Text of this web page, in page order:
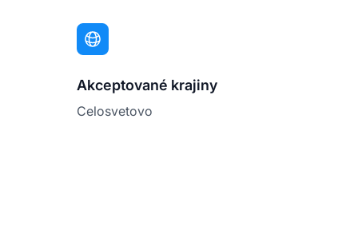
Akceptované krajiny
Celosvetovo